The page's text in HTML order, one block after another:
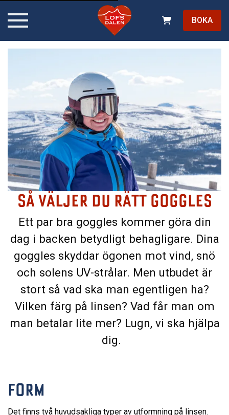
BOKA
SÅ VÄLJER DU RÄTT GOGGLES
Ett par bra goggles kommer göra din
dag i backen betydligt behagligare. Dina
goggles skyddar ögonen mot vind, snö
och solens UV-strålar. Men utbudet är
stort så vad ska man egentligen ha?
Vilken färg på linsen? Vad får man om
man betalar lite mer? Lugn, vi ska hjälpa
dig.
FORM
Det finns två huvudsakliga typer av utformning på linsen.